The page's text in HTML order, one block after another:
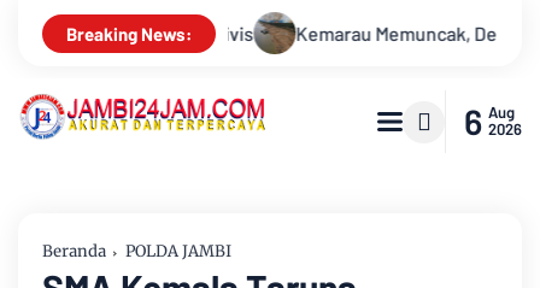
Breaking News:
Debit Sungai Batanghari Terus Menyusut, Jambi
6 Aug
2026
Beranda POLDA JAMBI